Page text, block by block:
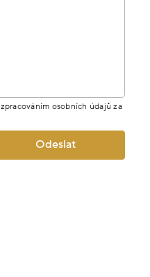
osobních údajů za
Odeslat